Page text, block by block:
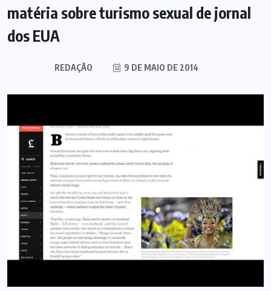
matéria sobre turismo sexual de jornal
dos EUA
REDAÇÃO 9 DE MAIO DE 2014